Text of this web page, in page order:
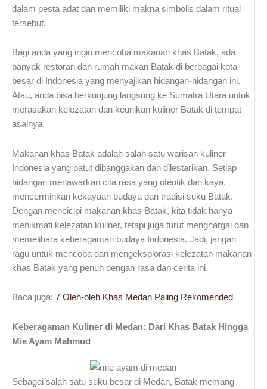
dalam pesta adat dan memiliki makna simbolis dalam ritual
tersebut.
Bagi anda yang ingin mencoba makanan khas Batak, ada
banyak restoran dan rumah makan Batak di berbagai kota
besar di Indonesia yang menyajikan hidangan-hidangan ini.
Atau, anda bisa berkunjung langsung ke Sumatra Utara untuk
merasakan kelezatan dan keunikan kuliner Batak di tempat
asalnya.
Makanan khas Batak adalah salah satu warisan kuliner
Indonesia yang patut dibanggakan dan dilestarikan. Setiap
hidangan menawarkan cita rasa yang otentik dan kaya,
mencerminkan kekayaan budaya dan tradisi suku Batak.
Dengan mencicipi makanan khas Batak, kita tidak hanya
menikmati kelezatan kuliner, tetapi juga turut menghargai dan
memelihara keberagaman budaya Indonesia. Jadi, jangan
ragu untuk mencoba dan mengeksplorasi kelezatan makanan
khas Batak yang penuh dengan rasa dan cerita ini.
Baca juga: 7 Oleh-oleh Khas Medan Paling Rekomended
Keberagaman Kuliner di Medan: Dari Khas Batak Hingga
Mie Ayam Mahmud
Sebagai salah satu suku besar di Medan, Batak memang